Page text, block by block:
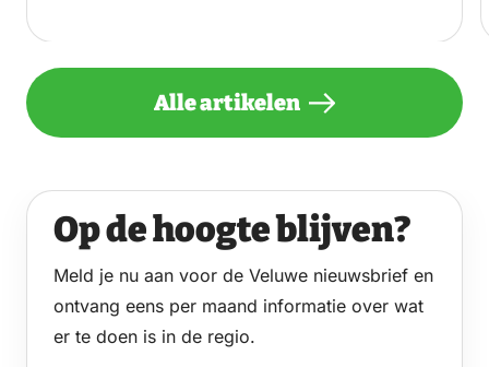
Alle artikelen
Op de hoogte blijven?
Meld je nu aan voor de Veluwe nieuwsbrief en
ontvang eens per maand informatie over wat
er te doen is in de regio.